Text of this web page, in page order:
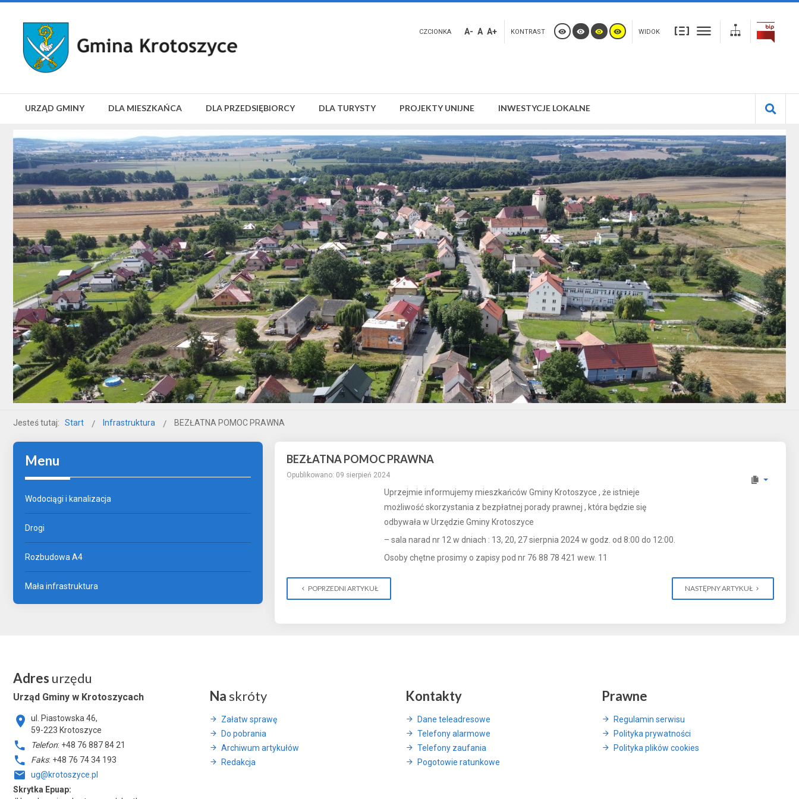
CZCIONKA A- A A+ KONTRAST WIDOK
URZĄD GMINY DLA MIESZKAŃCA DLA PRZEDSIĘBIORCY DLA TURYSTY PROJEKTY UNIJNE INWESTYCJE LOKALNE
Jesteś tutaj: Start Infrastruktura BEZŁATNA POMOC PRAWNA
BEZŁATNA POMOC PRAWNA
Opublikowano: 09 sierpień 2024
Uprzejmie informujemy mieszkańców Gminy Krotoszyce , że istnieje
możliwość skorzystania z bezpłatnej porady prawnej , która będzie się
odbywała w Urzędzie Gminy Krotoszyce
– sala narad nr 12 w dniach : 13, 20, 27 sierpnia 2024 w godz. od 8:00 do 12:00.
Osoby chętne prosimy o zapisy pod nr 76 88 78 421 wew. 11
POPRZEDNI ARTYKUŁ NASTĘPNY ARTYKUŁ
Menu
Wodociągi i kanalizacja
Drogi
Rozbudowa A4
Mała infrastruktura
Adres urzędu
Urząd Gminy w Krotoszycach
ul. Piastowska 46,
59-223 Krotoszyce
Telefon: +48 76 887 84 21
Faks: +48 76 74 34 193
ug@krotoszyce.pl
Skrytka Epuap:
Na skróty
Załatw sprawę
Do pobrania
Archiwum artykułów
Redakcja
Kontakty
Dane teleadresowe
Telefony alarmowe
Telefony zaufania
Pogotowie ratunkowe
Prawne
Regulamin serwisu
Polityka prywatności
Polityka plików cookies